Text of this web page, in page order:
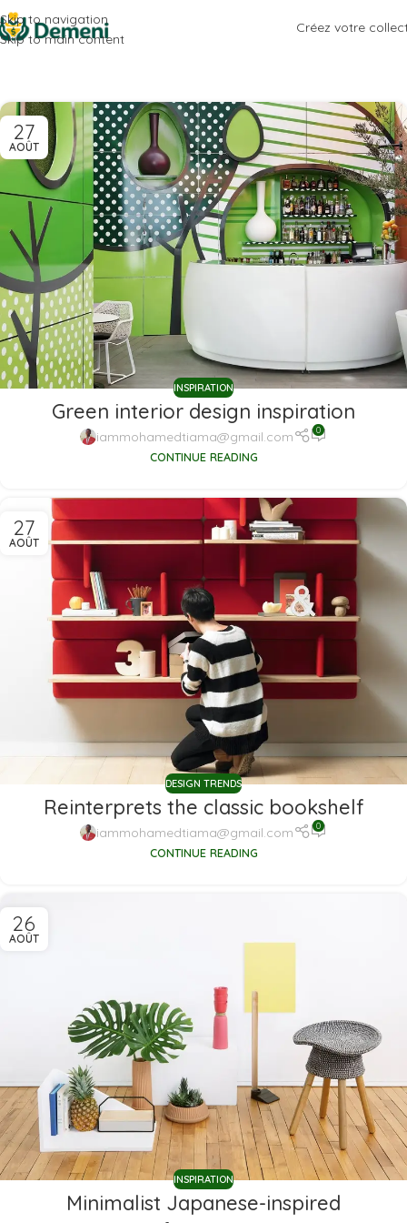
Skip to navigation
Skip to main content
Créez votre
27
AOÛT
INSPIRATION
Green interior design inspiration
iammohamedtiama@gmail.com 0
CONTINUE READING
27
AOÛT
DESIGN TRENDS
Reinterprets the classic bookshelf
iammohamedtiama@gmail.com 0
CONTINUE READING
26
AOÛT
INSPIRATION
Minimalist Japanese-inspired